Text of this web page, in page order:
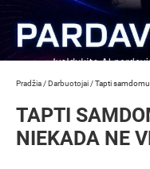
Pradžia /Darbuotojai /Tapti
TAPTI
NIEKADA NE